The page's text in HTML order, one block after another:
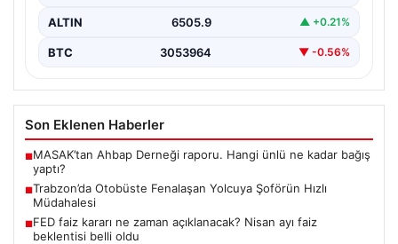
ALTIN 6505.9 ▲ +0.21%
BTC 3053964 ▼ -0.56%
Son Eklenen Haberler
■MASAK’tan Ahbap Derneği raporu. Hangi ünlü ne kadar bağış
yaptı?
■Trabzon’da Otobüste Fenalaşan Yolcuya Şoförün Hızlı
Müdahalesi
■FED faiz kararı ne zaman açıklanacak? Nisan ayı faiz
beklentisi belli oldu